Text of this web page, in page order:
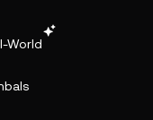
World